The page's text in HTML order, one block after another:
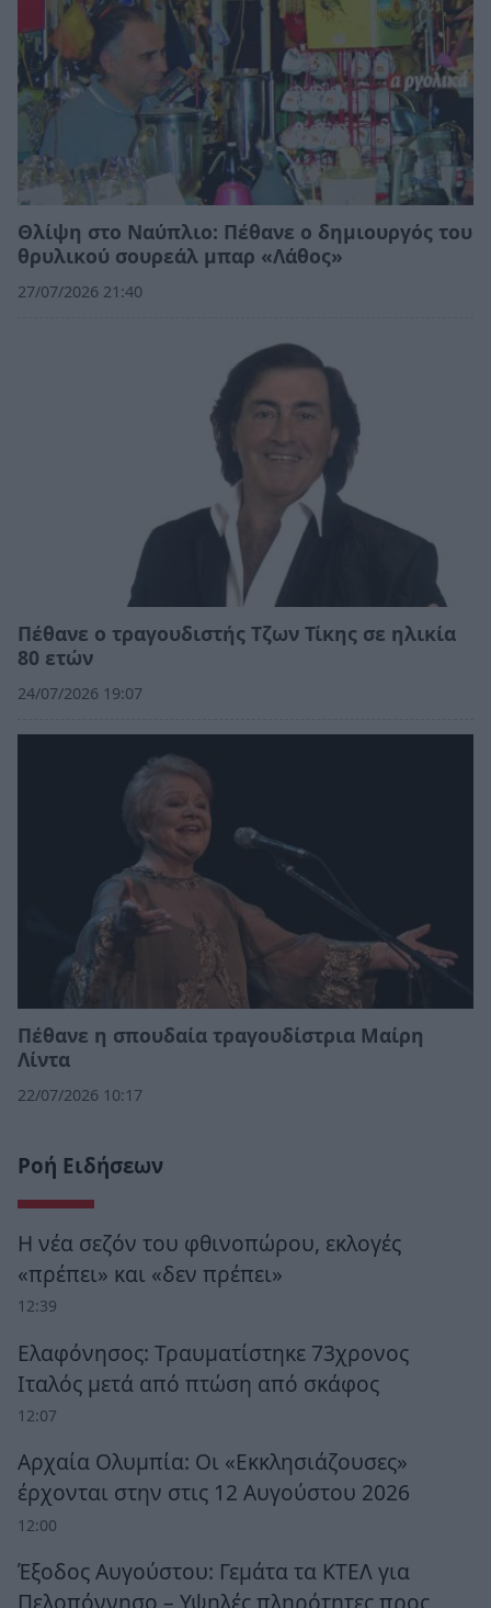
Θλίψη στο Ναύπλιο: Πέθανε ο δημιουργός του
θρυλικού σουρεάλ μπαρ «Λάθος»
27/07/2026 21:40
Πέθανε ο τραγουδιστής Τζων Τίκης σε ηλικία
80 ετών
24/07/2026 19:07
Πέθανε η σπουδαία τραγουδίστρια Μαίρη
Λίντα
22/07/2026 10:17
Ροή Ειδήσεων
Η νέα σεζόν του φθινοπώρου, εκλογές
«πρέπει» και «δεν πρέπει»
12:39
Ελαφόνησος: Τραυματίστηκε 73χρονος
Ιταλός μετά από πτώση από σκάφος
12:07
Αρχαία Ολυμπία: Οι «Εκκλησιάζουσες»
έρχονται στην στις 12 Αυγούστου 2026
12:00
Έξοδος Αυγούστου: Γεμάτα τα ΚΤΕΛ για